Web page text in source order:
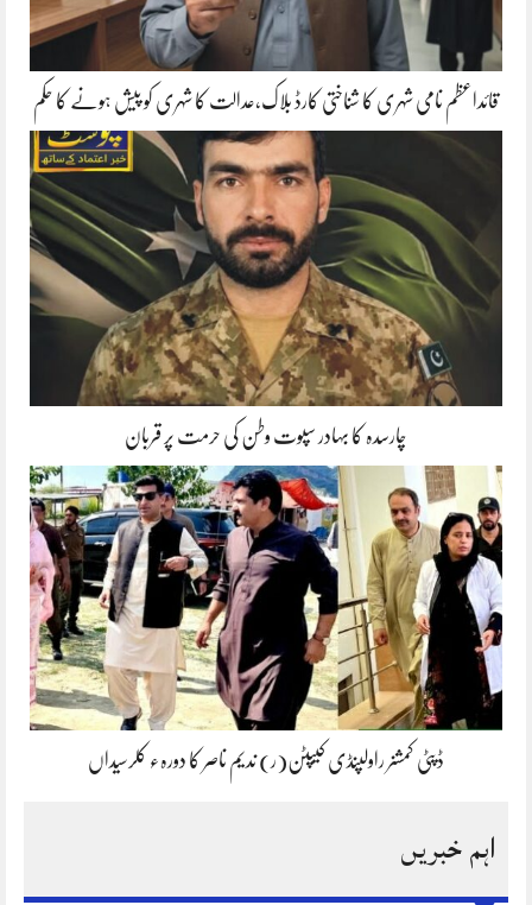
قائداعظم نامی شہری کا شناختی کارڈ بلاک،عدالت کا شہری کو پیش ہونے کا حکم
چارسدہ کا بہادر سپوت وطن کی حرمت پر قربان
ڈپٹی کمشنر راولپنڈی کیپٹن(ر) ندیم ناصر کا دورہء کلرسیداں
اہم خبریں